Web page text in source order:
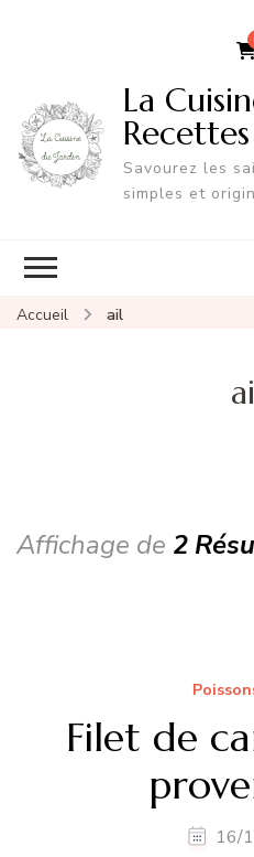
La
Savourez les
simples et
Accueil ail
Affichage de 2
Filet de
16/